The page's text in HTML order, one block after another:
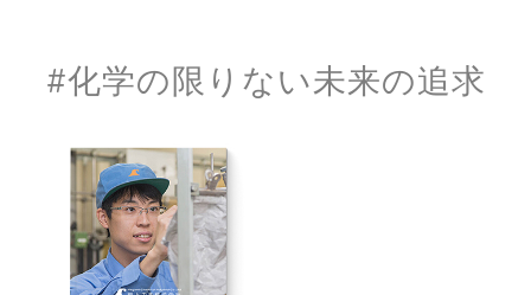
#化学の限りない未来の追求